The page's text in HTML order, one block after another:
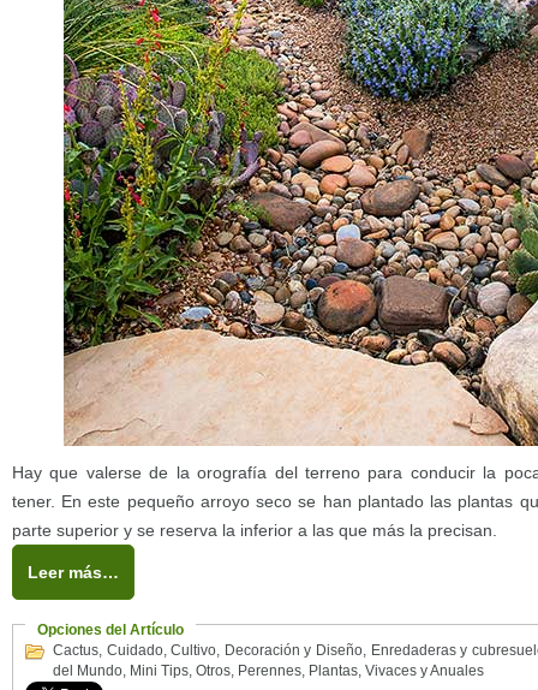
Hay que valerse de la orografía del terreno para conducir la
tener. En este pequeño arroyo seco se han plantado las plantas
parte superior y se reserva la inferior a las que más la precisan.
Leer más…
Opciones del Artículo
Cactus, Cuidado,Cultivo, Decoración y Diseño, Enredaderas y
del Mundo, Mini Tips, Otros, Perennes, Plantas, Vivaces y Anuales